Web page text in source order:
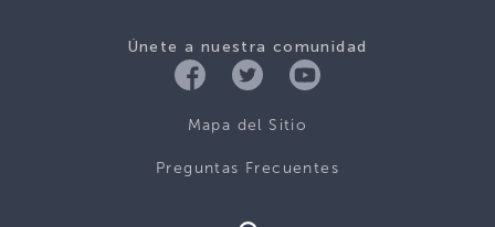
Únete a nuestra comunidad
Mapa del Sitio
Preguntas Frecuentes